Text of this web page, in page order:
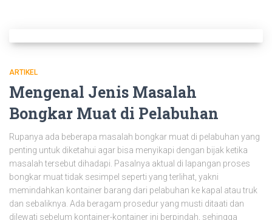
ARTIKEL
Mengenal Jenis Masalah
Bongkar Muat di Pelabuhan
Rupanya ada beberapa masalah bongkar muat di pelabuhan yang
penting untuk diketahui agar bisa menyikapi dengan bijak ketika
masalah tersebut dihadapi. Pasalnya aktual di lapangan proses
bongkar muat tidak sesimpel seperti yang terlihat, yakni
memindahkan kontainer barang dari pelabuhan ke kapal atau truk
dan sebaliknya. Ada beragam prosedur yang musti ditaati dan
dilewati sebelum kontainer-kontainer ini berpindah, sehingga